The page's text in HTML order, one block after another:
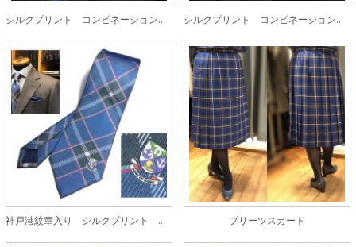
シルクプリント コンビネーションタイA シルクプリント コンビネーションタイB
神戸港紋章入り シルクプリント ネクタイ プリーツスカート